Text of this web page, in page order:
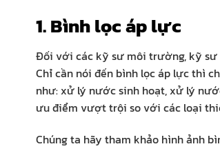
1. Bình lọc áp lực
Đối với các kỹ sư môi trường, kỹ sư
Chỉ cần nói đến bình lọc áp lực thì
như: xử lý nước sinh hoạt, xử lý
ưu điểm vượt trội so với các loại
Chúng ta hãy tham khảo hình ảnh